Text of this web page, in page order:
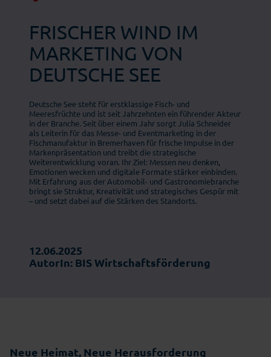
FRISCHER WIND IM
MARKETING VON
DEUTSCHE SEE
Deutsche See steht für erstklassige Fisch- und
Meeresfrüchte und ist seit Jahrzehnten ein führender Akteur
in der Branche. Seit über einem Jahr sorgt Julia Schneider
als Leiterin für das Messe- und Eventmarketing in der
Fischmanufaktur in Bremerhaven für frische Impulse in der
Markenpräsentation und treibt die strategische
Weiterentwicklung voran. Ihr Ziel: Messen neu denken,
Emotionen wecken und digitale Formate stärker einbinden.
Mit Erfahrung aus der Automobil- und Gastronomiebranche
bringt sie Struktur, Kreativität und strategisches Gespür mit
– und setzt dabei auf die Stärken des Standorts.
12.06.2025
AutorIn: BIS Wirtschaftsförderung
Neue Heimat, Neue Herausforderung